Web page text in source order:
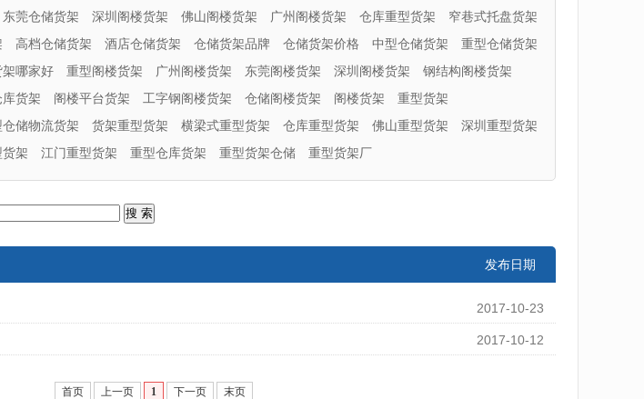
东莞仓储货架 深圳阁楼货架 佛山阁楼货架 广州阁楼货架 仓库重型货架
窄巷式托盘货架
高档仓储货架 酒店仓储货架 仓储货架品牌 仓储货架价格 中型仓储货架
重型仓储货架
架哪家好 重型阁楼货架 广州阁楼货架 东莞阁楼货架 深圳阁楼货架
钢结构阁楼货架
货架 阁楼平台货架 工字钢阁楼货架 仓储阁楼货架 阁楼货架
重型货架
仓储物流货架 货架重型货架 横梁式重型货架 仓库重型货架 佛山重型货架
深圳重型货架
架 江门重型货架 重型仓库货架 重型货架仓储 重型货架厂
发布日期
2017-10-23
2017-10-12
首页 上一页 1 下一页 末页